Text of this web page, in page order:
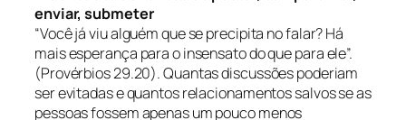
enviar, submeter
“Você já viu alguém que se precipita no falar? Há
mais esperança para o insensato do que para ele”.
(Provérbios 29.20).Quantas discussões poderiam
ser evitadas e quantos relacionamentos salvos se as
pessoas fossem apenas um pouco menos